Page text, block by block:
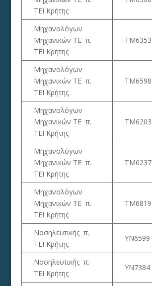
ΤΕΙ Κρήτης
Μηχανολόγων
Μηχανικών ΤΕ π.
ΤΕΙ Κρήτης
ΤΜ6353
Μηχανολόγων
Μηχανικών ΤΕ π.
ΤΕΙ Κρήτης
ΤΜ6598
Μηχανολόγων
Μηχανικών ΤΕ π.
ΤΕΙ Κρήτης
ΤΜ6203
Μηχανολόγων
Μηχανικών ΤΕ π.
ΤΕΙ Κρήτης
ΤΜ6237
Μηχανολόγων
Μηχανικών ΤΕ π.
ΤΕΙ Κρήτης
ΤΜ6819
Νοσηλευτικής π.
ΤΕΙ Κρήτης
ΥΝ6599
Νοσηλευτικής π.
ΤΕΙ Κρήτης
ΥΝ7384